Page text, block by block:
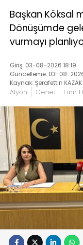
Başkan Köksal
Dönüşümde
vurmayı
Giriş: 03-08-2026 18:19
Güncelleme: 03-08-
Kaynak: Şerafettin KAZAK
Afyon Genel Tüm